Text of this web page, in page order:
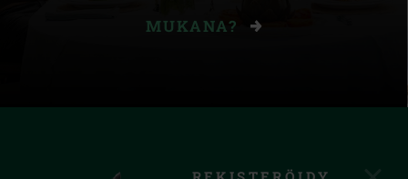
MUKANA?